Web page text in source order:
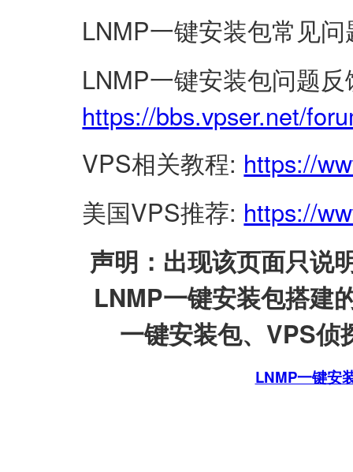
LNMP一键安装包常见
LNMP一键安装包问题
https://bbs.vpser.net/
VPS相关教程: https://
美国VPS推荐: https://
声明：出现该页面只说
LNMP一键安装包搭建
一键安装包、VPS
LNMP一键安